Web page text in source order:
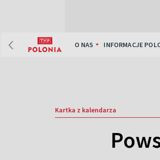
O NAS INFORMACJE
Kartka z kalendarza